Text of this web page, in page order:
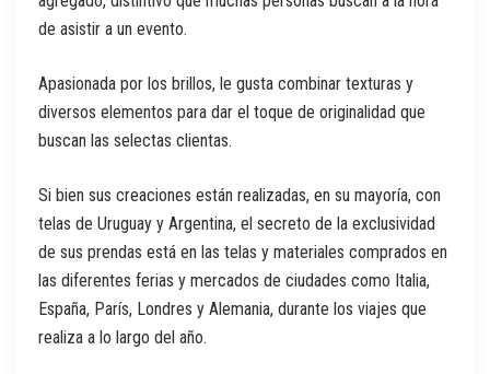
de asistir a un evento.
Apasionada por los brillos, le gusta combinar texturas y
diversos elementos para dar el toque de originalidad que
buscan las selectas clientas.
Si bien sus creaciones están realizadas, en su mayoría, con
telas de Uruguay y Argentina, el secreto de la exclusividad
de sus prendas está en las telas y materiales comprados en
las diferentes ferias y mercados de ciudades como Italia,
España, París, Londres y Alemania, durante los viajes que
realiza a lo largo del año.